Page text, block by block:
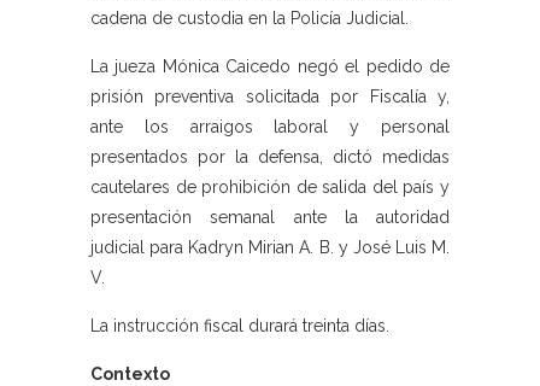
cadena de custodia en la Policía Judicial.
La jueza Mónica Caicedo negó el pedido de
prisión preventiva solicitada por Fiscalía y,
ante los arraigos laboral y personal
presentados por la defensa, dictó medidas
cautelares de prohibición de salida del país y
presentación semanal ante la autoridad
judicial para Kadryn Mirian A. B. y José Luis M.
V.
La instrucción fiscal durará treinta días.
Contexto